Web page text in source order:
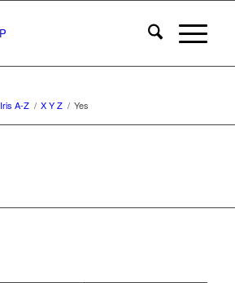
Iris A-Z / X Y Z / Yes